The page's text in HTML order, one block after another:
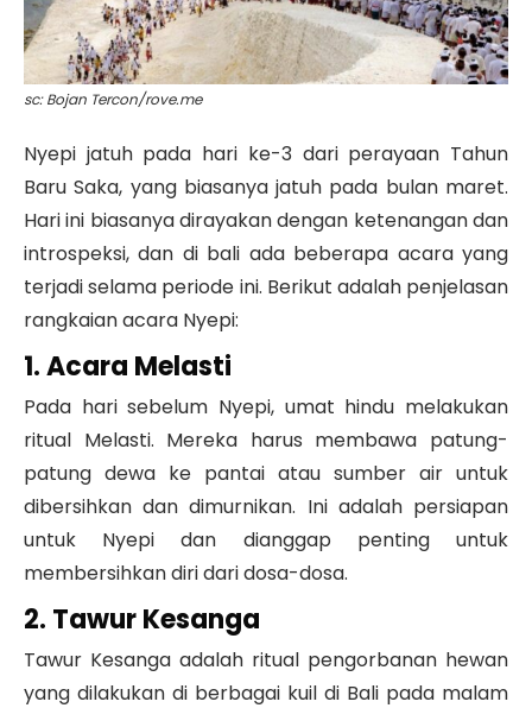
sc: Bojan Tercon/rove.me
Nyepi jatuh pada hari ke-3 dari perayaan Tahun
Baru Saka, yang biasanya jatuh pada bulan maret.
Hari ini biasanya dirayakan dengan ketenangan dan
introspeksi, dan di bali ada beberapa acara yang
terjadi selama periode ini. Berikut adalah penjelasan
rangkaian acara Nyepi:
1. Acara Melasti
Pada hari sebelum Nyepi, umat hindu melakukan
ritual Melasti. Mereka harus membawa patung-
patung dewa ke pantai atau sumber air untuk
dibersihkan dan dimurnikan. Ini adalah persiapan
untuk Nyepi dan dianggap penting untuk
membersihkan diri dari dosa-dosa.
2. Tawur Kesanga
Tawur Kesanga adalah ritual pengorbanan hewan
yang dilakukan di berbagai kuil di Bali pada malam